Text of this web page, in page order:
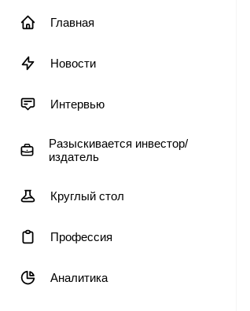
Главная
Новости
Интервью
Разыскивается инвестор/
издатель
Круглый стол
Профессия
Аналитика